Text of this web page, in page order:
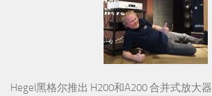
Hegel黑格尔推出 H200和A200 合并式放大器